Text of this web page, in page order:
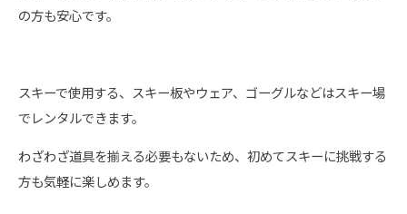
の方も安心です。
スキーで使用する、スキー板やウェア、ゴーグルなどはスキー場
でレンタルできます。
わざわざ道具を揃える必要もないため、初めてスキーに挑戦する
方も気軽に楽しめます。